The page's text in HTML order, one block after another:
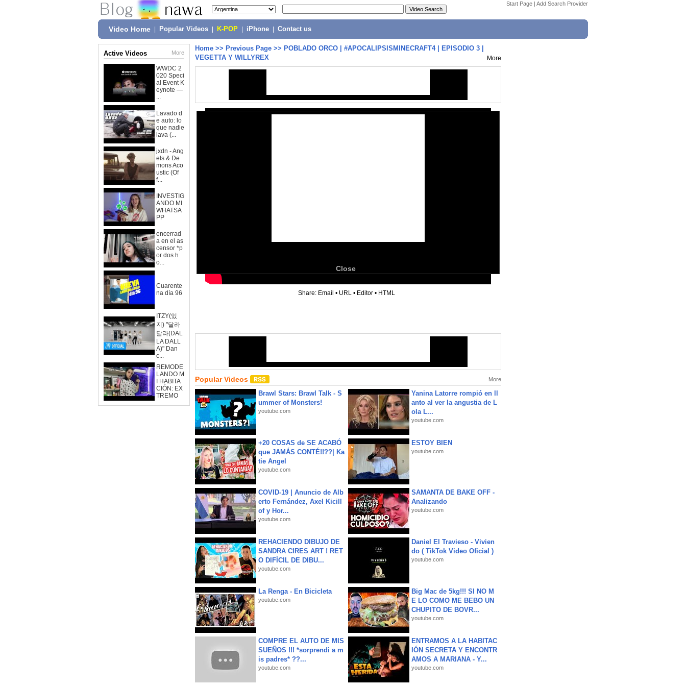
Start Page | Add Search Provider
Video Home Popular Videos K-POP iPhone Contact us
Active Videos More
WWDC 2
020 Speci
al Event K
eynote —
...
Lavado d
e auto: lo
que nadie
lava (...
jxdn - Ang
els & De
mons Aco
ustic (Of
f...
INVESTIG
ANDO MI
WHATSA
PP
encerrad
a en el as
censor *p
or dos h
o...
Cuarente
na día 96
ITZY(있
지) "달라
달라(DAL
LA DALL
A)" Dan
c...
REMODE
LANDO M
I HABITA
CIÓN: EX
TREMO
Home >> Previous Page >> POBLADO ORCO | #APOCALIPSISMINECRAFT4 | EPISODIO 3 |
VEGETTA Y WILLYREX
More
Close
Share: Email • URL • Editor • HTML
Popular Videos More
Brawl Stars: Brawl Talk - S
ummer of Monsters!
youtube.com
Yanina Latorre rompió en ll
anto al ver la angustia de L
ola L...
youtube.com
+20 COSAS de SE ACABÓ
que JAMÁS CONTÉ!!??| Ka
tie Angel
youtube.com
ESTOY BIEN
youtube.com
COVID-19 | Anuncio de Alb
erto Fernández, Axel Kicill
of y Hor...
youtube.com
SAMANTA DE BAKE OFF -
Analizando
youtube.com
REHACIENDO DIBUJO DE
SANDRA CIRES ART ! RET
O DIFÍCIL DE DIBU...
youtube.com
Daniel El Travieso - Vivien
do ( TikTok Video Oficial )
youtube.com
La Renga - En Bicicleta
youtube.com
Big Mac de 5kg!!! SI NO M
E LO COMO ME BEBO UN
CHUPITO DE BOVR...
youtube.com
COMPRE EL AUTO DE MIS
SUEÑOS !!! *sorprendi a m
is padres* ??...
youtube.com
ENTRAMOS A LA HABITAC
IÓN SECRETA Y ENCONTR
AMOS A MARIANA - Y...
youtube.com